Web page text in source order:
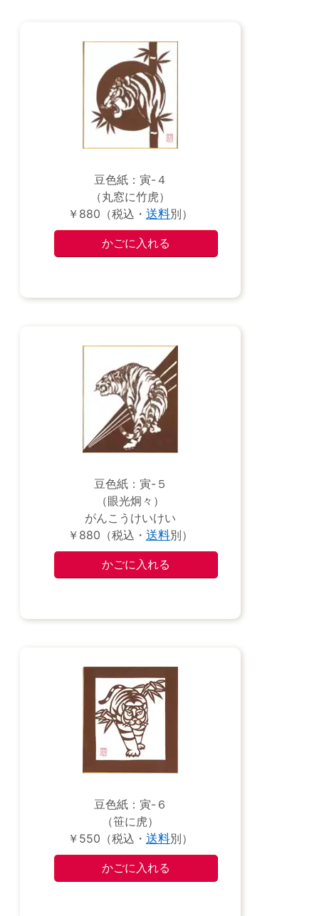
豆色紙：寅-４
（丸窓に竹虎）
￥880（税込・ 送料別）
豆色紙：寅-５
（眼光炯々）
がんこうけいけい
￥880（税込・ 送料別）
豆色紙：寅-６
（笹に虎）
￥550（税込・ 送料別）